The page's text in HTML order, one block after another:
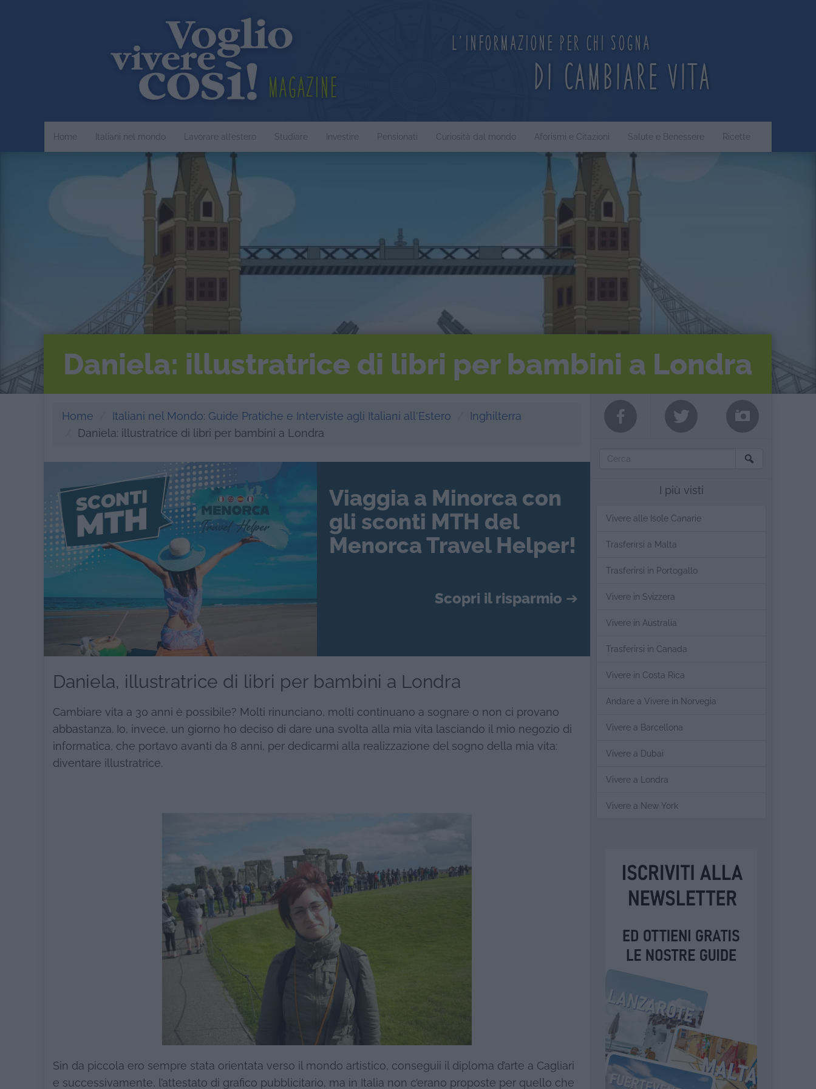
Magazine
L'informazione per chi sogna
di cambiare vita
Home Italiani nel mondo Lavorare all’estero Studiare Investire Pensionati Curiosità dal mondo Aforismi e Citazioni Salute e Benessere Ricette
Daniela: illustratrice di libri per bambini a Londra
Home Italiani nel Mondo: Guide Pratiche e Interviste agli Italiani all'Estero
Inghilterra
Daniela: illustratrice di libri per bambini a Londra
Viaggia a Minorca con
gli sconti MTH del
Menorca Travel Helper!
Scopri il risparmio ➔
Daniela, illustratrice di libri per bambini a Londra
Cambiare vita a 30 anni è possibile? Molti rinunciano, molti continuano a sognare o non ci provano
abbastanza. Io, invece, un giorno ho deciso di dare una svolta alla mia vita lasciando il mio negozio di
informatica, che portavo avanti da 8 anni, per dedicarmi alla realizzazione del sogno della mia vita:
diventare illustratrice.
Sin da piccola ero sempre stata orientata verso il mondo artistico, conseguii il diploma d’arte a Cagliari
e successivamente, l’attestato di grafico pubblicitario, ma in Italia non c’erano proposte per quello che
I più visti
Vivere alle Isole Canarie
Trasferirsi a Malta
Trasferirsi in Portogallo
Vivere in Svizzera
Vivere in Australia
Trasferirsi in Canada
Vivere in Costa Rica
Andare a Vivere in Norvegia
Vivere a Barcellona
Vivere a Dubai
Vivere a Londra
Vivere a New York